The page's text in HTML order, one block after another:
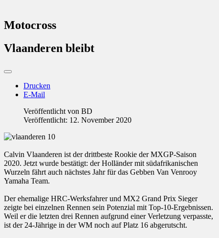
Motocross
Vlaanderen bleibt
Drucken
E-Mail
Veröffentlicht von BD
Veröffentlicht: 12. November 2020
Calvin Vlaanderen ist der drittbeste Rookie der MXGP-Saison
2020. Jetzt wurde bestätigt: der Holländer mit südafrikanischen
Wurzeln fährt auch nächstes Jahr für das Gebben Van Venrooy
Yamaha Team.
Der ehemalige HRC-Werksfahrer und MX2 Grand Prix Sieger
zeigte bei einzelnen Rennen sein Potenzial mit Top-10-Ergebnissen.
Weil er die letzten drei Rennen aufgrund einer Verletzung verpasste,
ist der 24-Jährige in der WM noch auf Platz 16 abgerutscht.